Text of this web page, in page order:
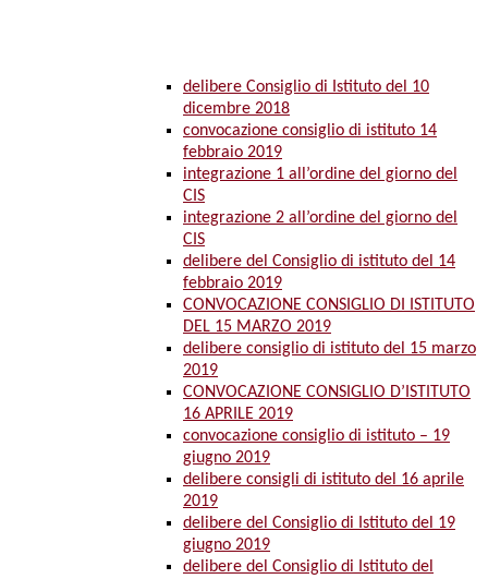
delibere Consiglio di Istituto del 10
dicembre 2018
convocazione consiglio di istituto 14
febbraio 2019
integrazione 1 all’ordine del giorno del
CIS
integrazione 2 all’ordine del giorno del
CIS
delibere del Consiglio di istituto del 14
febbraio 2019
CONVOCAZIONE CONSIGLIO DI ISTITUTO
DEL 15 MARZO 2019
delibere consiglio di istituto del 15 marzo
2019
CONVOCAZIONE CONSIGLIO D’ISTITUTO
16 APRILE 2019
convocazione consiglio di istituto – 19
giugno 2019
delibere consigli di istituto del 16 aprile
2019
delibere del Consiglio di Istituto del 19
giugno 2019
delibere del Consiglio di Istituto del